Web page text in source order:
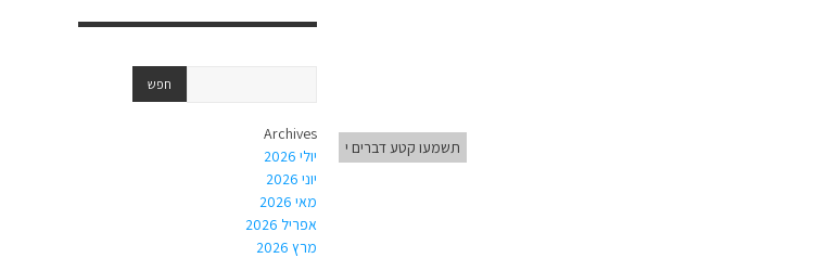
תשמעו קטע דברים י
Archives
יולי 2026
יוני 2026
מאי 2026
אפריל 2026
מרץ 2026